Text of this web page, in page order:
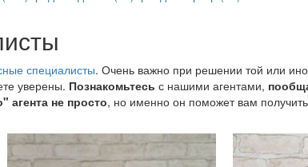
специалисты. Очень важно при решении той или
уверены. Познакомьтесь с нашими агентами,
агента не просто, но именно он поможет вам